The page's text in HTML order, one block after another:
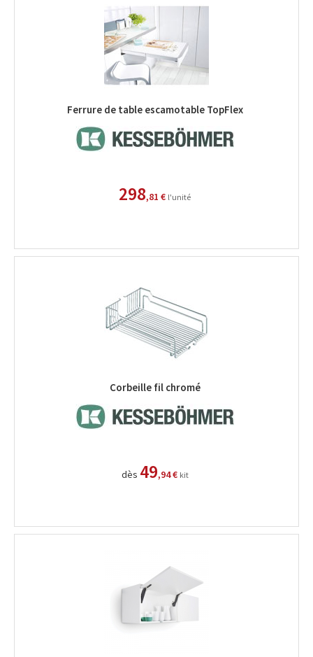
Ferrure de table escamotable TopFlex
298,81 € l'unité
Corbeille fil chromé
dès 49,94 € kit